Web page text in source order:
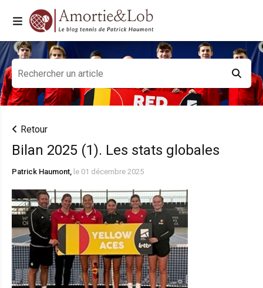
Retour
Bilan 2025 (1). Les stats globales
Patrick Haumont, le 01 décembre 2025